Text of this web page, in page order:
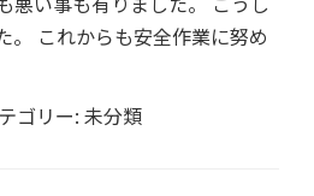
。 これからも安全作業に努め
ゴリー: 未分類